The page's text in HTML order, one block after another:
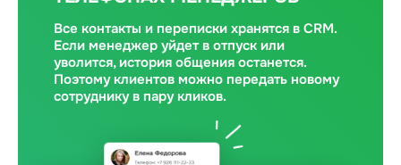
Все контакты и переписки хранятся в CRM.
Если менеджер уйдет в отпуск или
уволится, история общения останется.
Поэтому клиентов можно передать новому
сотруднику в пару кликов.